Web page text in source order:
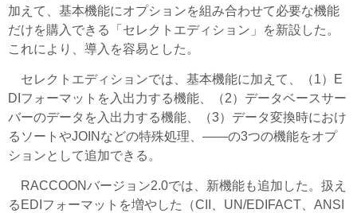
加えて、基本機能にオプションを組み合わせて必要な機能
だけを購入できる「セレクトエディション」を新設した。
これにより、導入を容易とした。
セレクトエディションでは、基本機能に加えて、（1）E
DIフォーマットを入出力する機能、（2）データベースサー
バーのデータを入出力する機能、（3）データ変換時におけ
るソートやJOINなどの特殊処理、――の3つの機能をオプ
ションとして追加できる。
RACCOONバージョン2.0では、新機能も追加した。扱え
るEDIフォーマットを増やした（CII、UN/EDIFACT、ANSI